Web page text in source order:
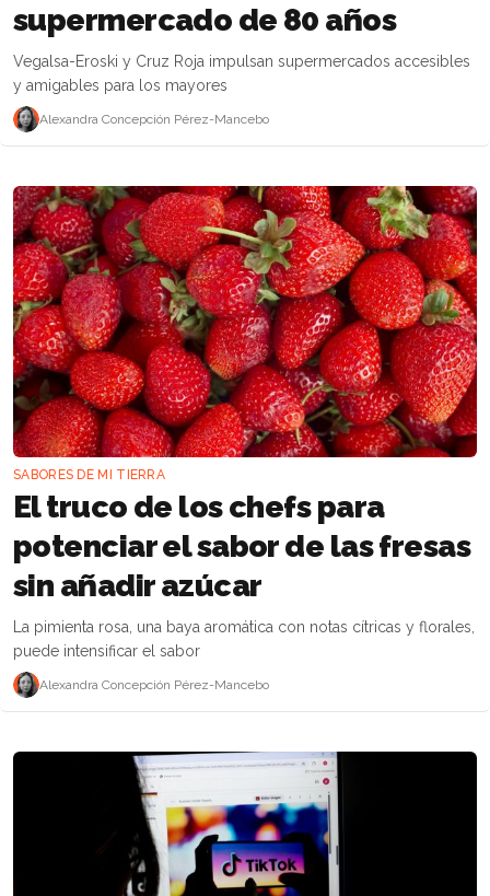
supermercado de 80 años
Vegalsa-Eroski y Cruz Roja impulsan supermercados accesibles
y amigables para los mayores
Alexandra Concepción Pérez-Mancebo
SABORES DE MI TIERRA
El truco de los chefs para
potenciar el sabor de las fresas
sin añadir azúcar
La pimienta rosa, una baya aromática con notas cítricas y florales,
puede intensificar el sabor
Alexandra Concepción Pérez-Mancebo